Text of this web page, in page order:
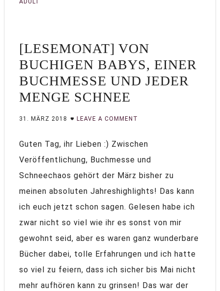
ADULT
[LESEMONAT] VON
BUCHIGEN BABYS, EINER
BUCHMESSE UND JEDER
MENGE SCHNEE
31. MÄRZ 2018 LEAVE A COMMENT
Guten Tag, ihr Lieben :) Zwischen
Veröffentlichung, Buchmesse und
Schneechaos gehört der März bisher zu
meinen absoluten Jahreshighlights! Das kann
ich euch jetzt schon sagen. Gelesen habe ich
zwar nicht so viel wie ihr es sonst von mir
gewohnt seid, aber es waren ganz wunderbare
Bücher dabei, tolle Erfahrungen und ich hatte
so viel zu feiern, dass ich sicher bis Mai nicht
mehr aufhören kann zu grinsen! Das war der